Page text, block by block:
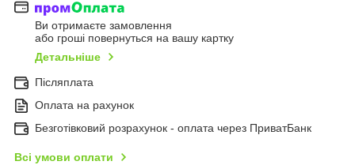
Ви отримаєте замовлення
або гроші повернуться на вашу картку
Детальніше
Післяплата
Оплата на рахунок
Безготівковий розрахунок - оплата через ПриватБанк
Всі умови оплати